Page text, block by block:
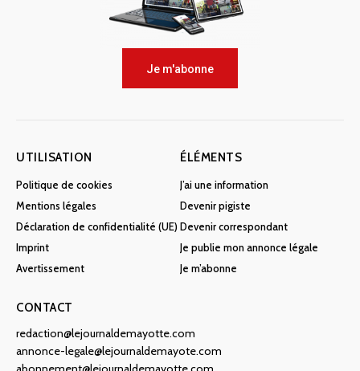
Je m'abonne
UTILISATION
Politique de cookies
Mentions légales
Déclaration de confidentialité (UE)
Imprint
Avertissement
ÉLÉMENTS
J’ai une information
Devenir pigiste
Devenir correspondant
Je publie mon annonce légale
Je m’abonne
CONTACT
redaction@lejournaldemayotte.com
annonce-legale@lejournaldemayote.com